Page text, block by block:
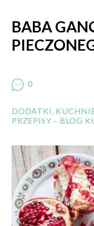
BABA
0
DODATKI ,
PRZEPISY – BLOG